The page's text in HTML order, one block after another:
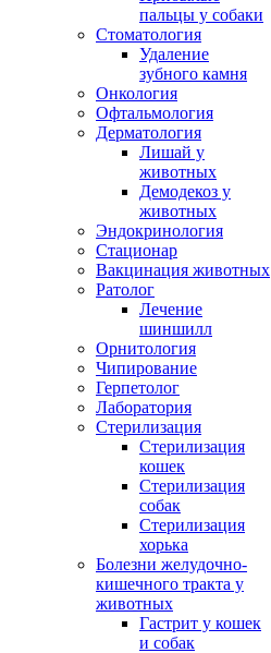
пальцы у собаки
Стоматология
Удаление
зубного камня
Онкология
Офтальмология
Дерматология
Лишай у
животных
Демодекоз у
животных
Эндокринология
Стационар
Вакцинация животных
Ратолог
Лечение
шиншилл
Орнитология
Чипирование
Герпетолог
Лаборатория
Стерилизация
Стерилизация
кошек
Стерилизация
собак
Стерилизация
хорька
Болезни желудочно-
кишечного тракта у
животных
Гастрит у кошек
и собак